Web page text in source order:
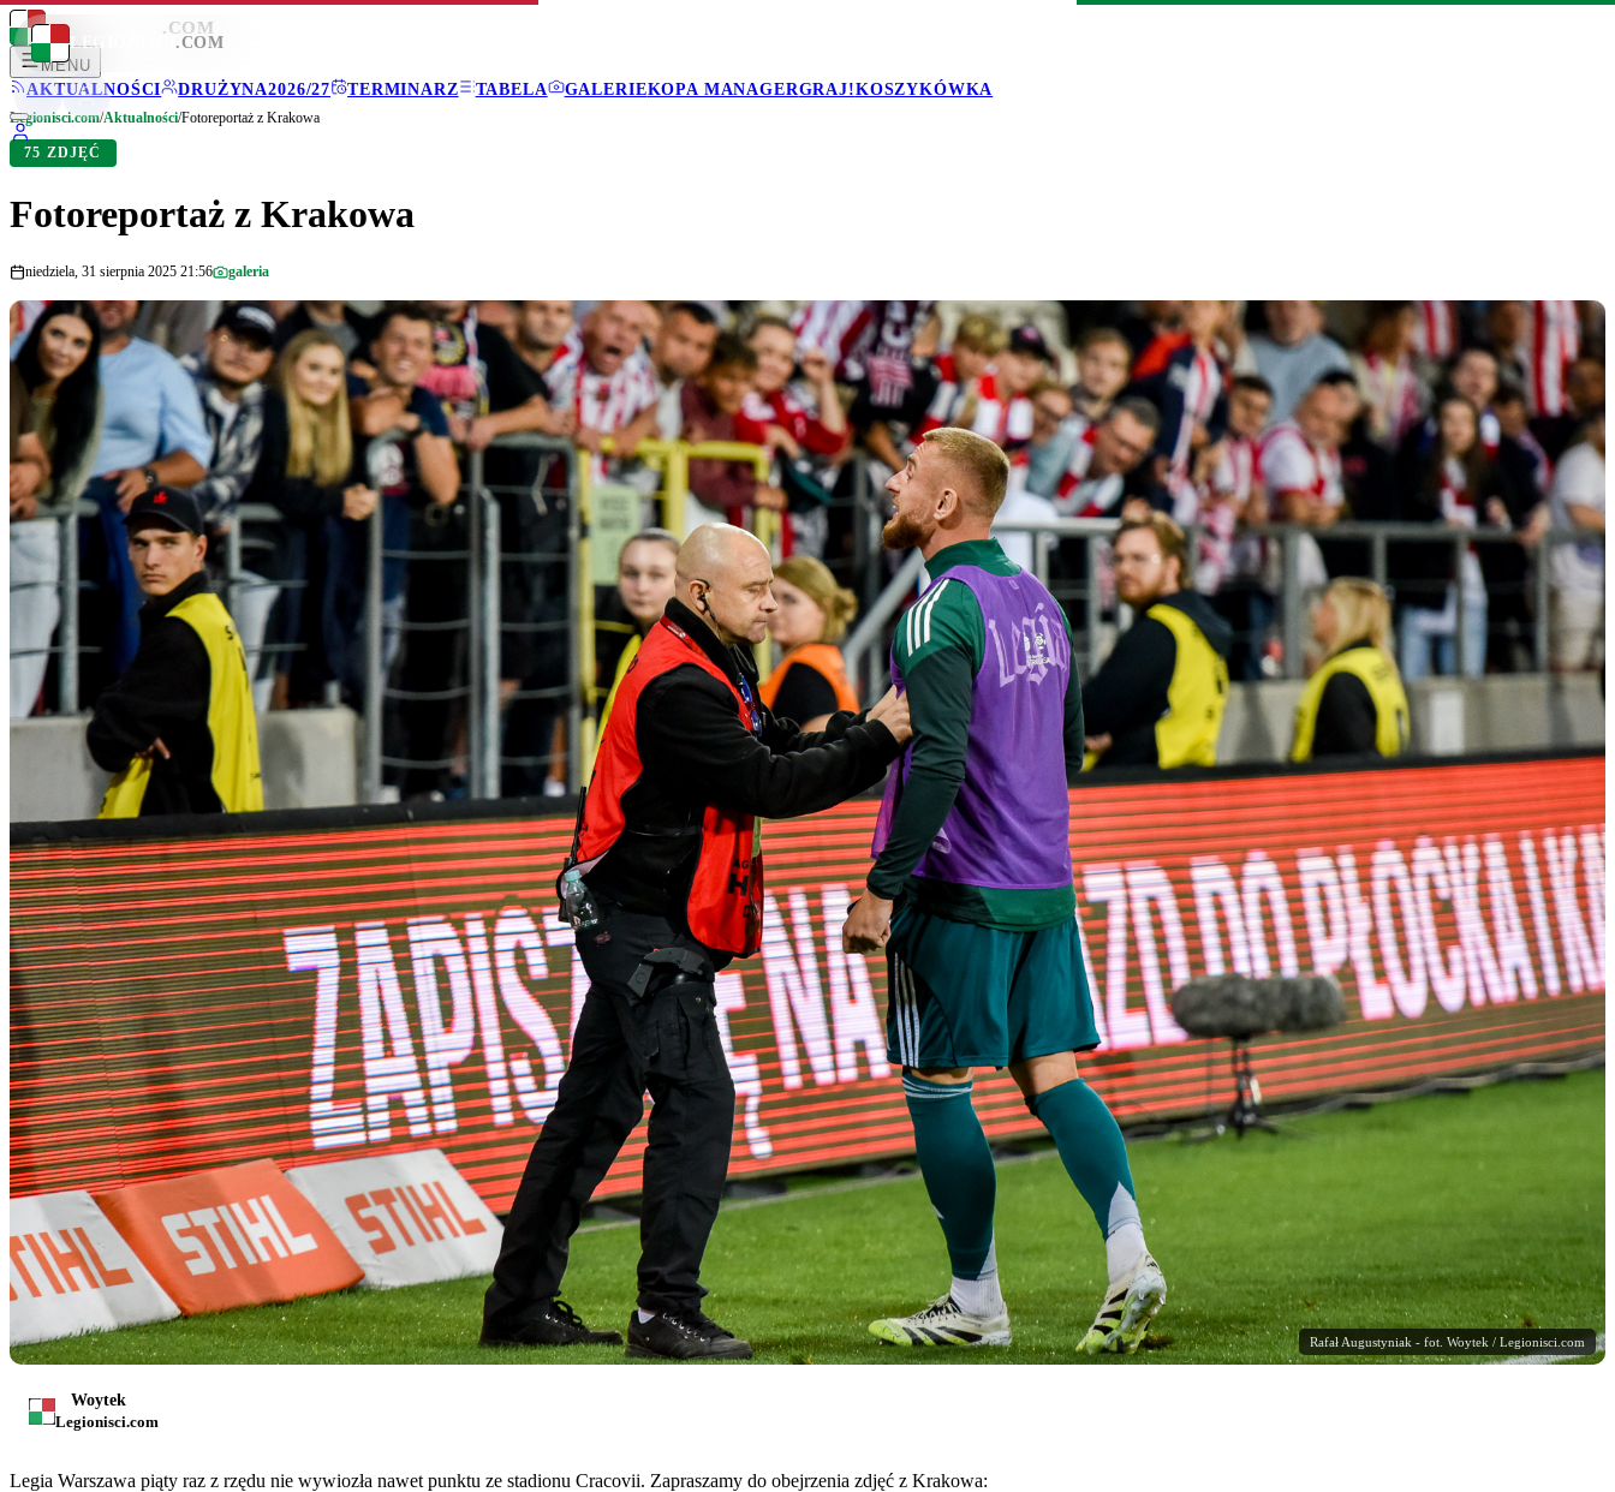
LEGIONISCI .COM
MENU
AKTUALNOŚCI
DRUŻYNA2026/27 TERMINARZ TABELA GALERIEKOPA MANAGERGRAJ!KOSZYKÓWKA
LEGIONISCI .COM
Legionisci.com/Aktualności/Fotoreportaż z Krakowa
75 ZDJĘĆ
Fotoreportaż z Krakowa
niedziela, 31 sierpnia 2025 21:56 galeria
Rafał Augustyniak - fot. Woytek / Legionisci.com
Woytek
Legionisci.com
Legia Warszawa piąty raz z rzędu nie wywiozła nawet punktu ze stadionu Cracovii. Zapraszamy do obejrzenia zdjęć z Krakowa: